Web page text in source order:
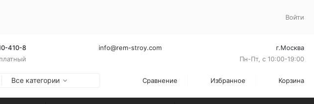
Войти
410-8
info@rem-stroy.com
г.Москва
Пн-Пт, с 10:00-19:00
Все категории Сравнение Избранное Корзина